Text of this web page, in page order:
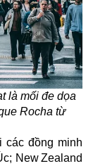
là mối đe dọa
Rocha từ
các đồng minh
New Zealand